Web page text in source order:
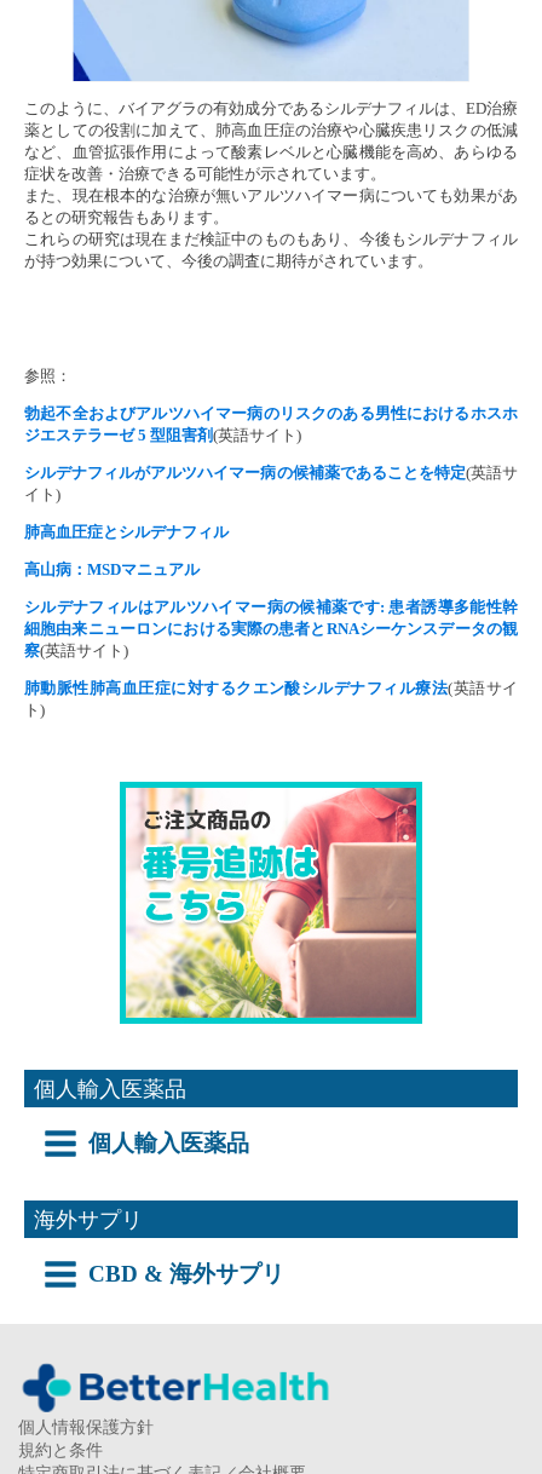
このように、バイアグラの有効成分であるシルデナフィルは、ED治療
薬としての役割に加えて、肺高血圧症の治療や心臓疾患リスクの低減
など、血管拡張作用によって酸素レベルと心臓機能を高め、あらゆる
症状を改善・治療できる可能性が示されています。
また、現在根本的な治療が無いアルツハイマー病についても効果があ
るとの研究報告もあります。
これらの研究は現在まだ検証中のものもあり、今後もシルデナフィル
が持つ効果について、今後の調査に期待がされています。
参照：
勃起不全およびアルツハイマー病のリスクのある男性におけるホスホ
ジエステラーゼ 5 型阻害剤(英語サイト)
シルデナフィルがアルツハイマー病の候補薬であることを特定(英語サ
イト)
肺高血圧症とシルデナフィル
高山病：MSDマニュアル
シルデナフィルはアルツハイマー病の候補薬です: 患者誘導多能性幹
細胞由来ニューロンにおける実際の患者とRNAシーケンスデータの観
察(英語サイト)
肺動脈性肺高血圧症に対するクエン酸シルデナフィル療法(英語サイ
ト)
個人輸入医薬品
個人輸入医薬品
海外サプリ
CBD & 海外サプリ
個人情報保護方針
規約と条件